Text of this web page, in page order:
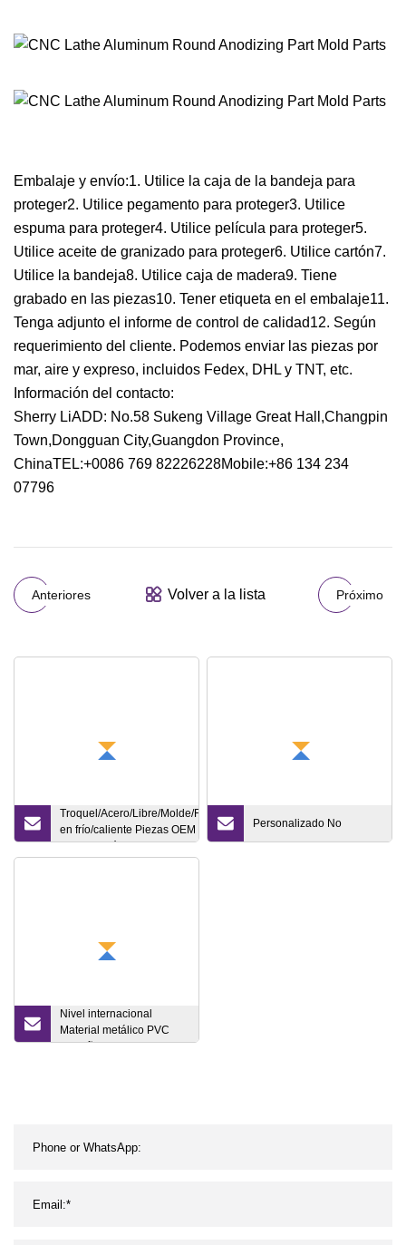
Embalaje y envío:1. Utilice la caja de la bandeja para
proteger2. Utilice pegamento para proteger3. Utilice
espuma para proteger4. Utilice película para proteger5.
Utilice aceite de granizado para proteger6. Utilice cartón7.
Utilice la bandeja8. Utilice caja de madera9. Tiene
grabado en las piezas10. Tener etiqueta en el embalaje11.
Tenga adjunto el informe de control de calidad12. Según
requerimiento del cliente. Podemos enviar las piezas por
mar, aire y expreso, incluidos Fedex, DHL y TNT, etc.
Información del contacto:
Sherry LiADD: No.58 Sukeng Village Great Hall,Changpin
Town,Dongguan City,Guangdon Province,
ChinaTEL:+0086 769 82226228Mobile:+86 134 234
07796
Anteriores Volver a la lista Próximo
Troquel/Acero/Libre/Molde/Forja
en frío/caliente Piezas OEM con
Auto/Camión/Agricultura
Personalizado No
Nivel internacional
Material metálico PVC
Tamaño L Guante Molde